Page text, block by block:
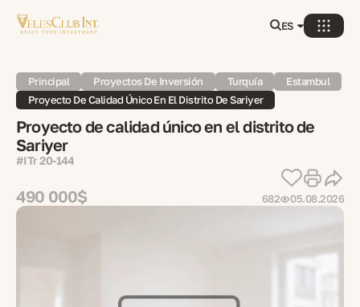
ES
Principal Proyectos De Inversión Turquía
Estambul
Proyecto De Calidad Único En El Distrito De Sariyer
Proyecto de calidad único en el distrito de
Sariyer
#ITr 20-144
490 000$ 682 05.08.2026